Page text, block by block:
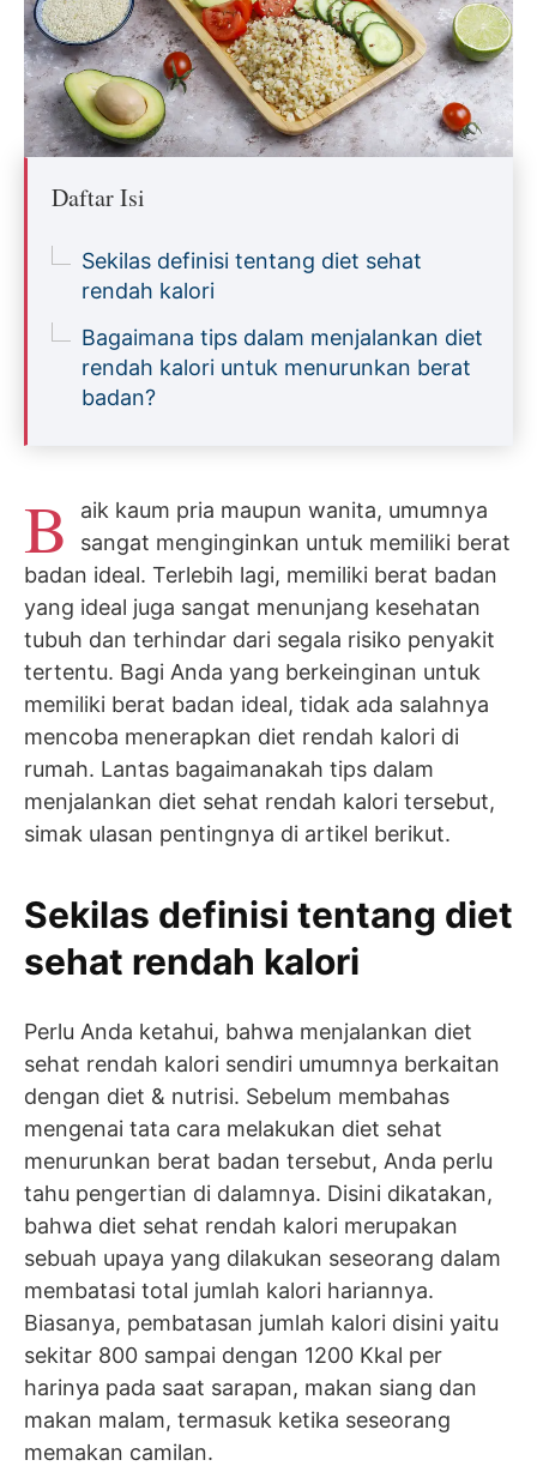
Daftar Isi
Sekilas definisi tentang diet sehat
rendah kalori
Bagaimana tips dalam menjalankan diet
rendah kalori untuk menurunkan berat
badan?
B
aik kaum pria maupun wanita, umumnya
sangat menginginkan untuk memiliki berat
badan ideal. Terlebih lagi, memiliki berat badan
yang ideal juga sangat menunjang kesehatan
tubuh dan terhindar dari segala risiko penyakit
tertentu. Bagi Anda yang berkeinginan untuk
memiliki berat badan ideal, tidak ada salahnya
mencoba menerapkan diet rendah kalori di
rumah. Lantas bagaimanakah tips dalam
menjalankan diet sehat rendah kalori tersebut,
simak ulasan pentingnya di artikel berikut.
Sekilas definisi tentang diet
sehat rendah kalori
Perlu Anda ketahui, bahwa menjalankan diet
sehat rendah kalori sendiri umumnya berkaitan
dengan diet & nutrisi. Sebelum membahas
mengenai tata cara melakukan diet sehat
menurunkan berat badan tersebut, Anda perlu
tahu pengertian di dalamnya. Disini dikatakan,
bahwa diet sehat rendah kalori merupakan
sebuah upaya yang dilakukan seseorang dalam
membatasi total jumlah kalori hariannya.
Biasanya, pembatasan jumlah kalori disini yaitu
sekitar 800 sampai dengan 1200 Kkal per
harinya pada saat sarapan, makan siang dan
makan malam, termasuk ketika seseorang
memakan camilan.